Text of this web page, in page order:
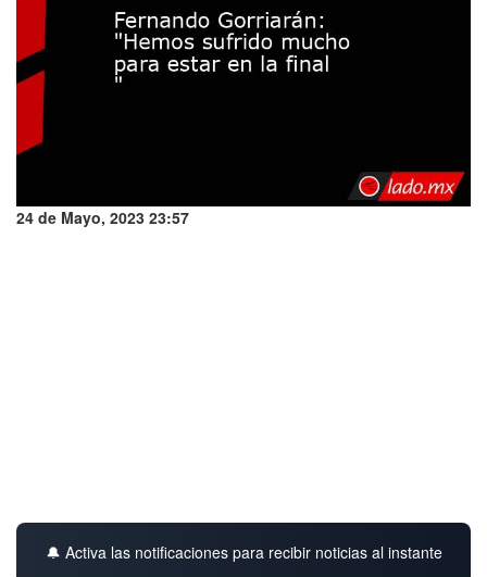
24 de Mayo, 2023 23:57
🔔 Activa las notificaciones para recibir noticias al instante